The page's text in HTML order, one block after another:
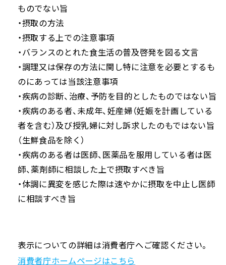
ものでない旨
・摂取の方法
・摂取する上での注意事項
・バランスのとれた食生活の普及啓発を図る文言
・調理又は保存の方法に関し特に注意を必要とするも
のにあっては当該注意事項
・疾病の診断、治療、予防を目的としたものではない旨
・疾病のある者、未成年、妊産婦（妊娠を計画している
者を含む）及び授乳婦に対し訴求したのもではない旨
（生鮮食品を除く）
・疾病のある者は医師、医薬品を服用している者は医
師、薬剤師に相談した上で摂取すべき旨
・体調に異変を感じた際は速やかに摂取を中止し医師
に相談すべき旨
表示についての詳細は消費者庁へご確認ください。
消費者庁ホームページはこちら